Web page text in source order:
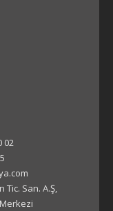
02
San. A.Ş,